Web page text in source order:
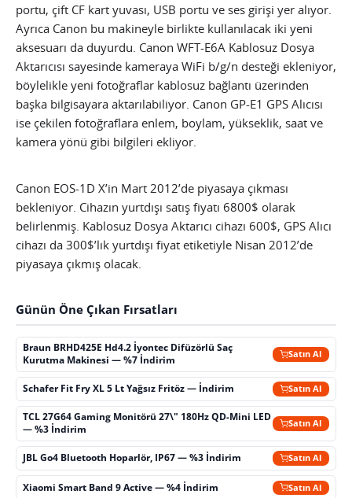
portu, çift CF kart yuvası, USB portu ve ses girişi yer alıyor.
Ayrıca Canon bu makineyle birlikte kullanılacak iki yeni
aksesuarı da duyurdu. Canon WFT-E6A Kablosuz Dosya
Aktarıcısı sayesinde kameraya WiFi b/g/n desteği ekleniyor,
böylelikle yeni fotoğraflar kablosuz bağlantı üzerinden
başka bilgisayara aktarılabiliyor. Canon GP-E1 GPS Alıcısı
ise çekilen fotoğraflara enlem, boylam, yükseklik, saat ve
kamera yönü gibi bilgileri ekliyor.
Canon EOS-1D X’in Mart 2012’de piyasaya çıkması
bekleniyor. Cihazın yurtdışı satış fiyatı 6800$ olarak
belirlenmiş. Kablosuz Dosya Aktarıcı cihazı 600$, GPS Alıcı
cihazı da 300$’lık yurtdışı fiyat etiketiyle Nisan 2012’de
piyasaya çıkmış olacak.
Günün Öne Çıkan Fırsatları
Braun BRHD425E Hd4.2 İyontec Difüzörlü Saç
Kurutma Makinesi — %7 İndirim
Satın Al
Schafer Fit Fry XL 5 Lt Yağsız Fritöz — İndirim Satın Al
TCL 27G64 Gaming Monitörü 27\" 180Hz QD-Mini LED
— %3 İndirim
Satın Al
JBL Go4 Bluetooth Hoparlör, IP67 — %3 İndirim Satın Al
Xiaomi Smart Band 9 Active — %4 İndirim Satın Al